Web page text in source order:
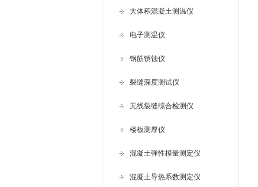
大体积混凝土测温仪
电子测温仪
钢筋锈蚀仪
裂缝深度测试仪
无线裂缝综合检测仪
楼板测厚仪
混凝土弹性模量测定仪
混凝土导热系数测定仪